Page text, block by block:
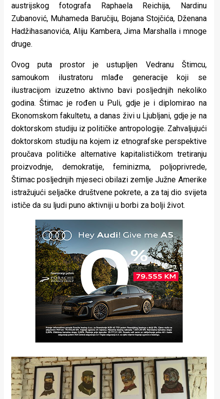
austrijskog fotografa Raphaela Reichija, Nardinu
Zubanović, Muhameda Baručiju, Bojana Stojčića, Dženana
Hadžihasanovića, Aliju Kambera, Jima Marshalla i mnoge
druge.
Ovog puta prostor je ustupljen Vedranu Štimcu,
samoukom ilustratoru mlađe generacije koji se
ilustracijom izuzetno aktivno bavi posljednjih nekoliko
godina. Štimac je rođen u Puli, gdje je i diplomirao na
Ekonomskom fakultetu, a danas živi u Ljubljani, gdje je na
doktorskom studiju iz političke antropologije. Zahvaljujući
doktorskom studiju na kojem iz etnografske perspektive
proučava političke alternative kapitalističkom tretiranju
proizvodnje, demokratije, feminizma, poljoprivrede,
Štimac posljednjih mjeseci obilazi zemlje Južne Amerike
istražujući seljačke društvene pokrete, a za taj dio svijeta
ističe da su ljudi puno aktivniji u borbi za bolji život.